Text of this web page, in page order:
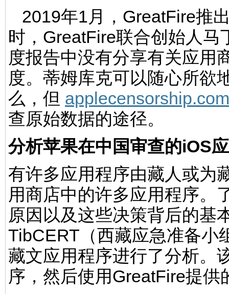
2019年1月，GreatFire推
时，GreatFire联合创始人马
度报告中没有分享有关应用
度。蒂姆库克可以随心所欲
么，但 applecensorship.com
查原始数据的途径。
分析苹果在中国审查的iOS
有许多应用程序由藏人或为
用商店中的许多应用程序。
原因以及这些决策背后的基
TibCERT（西藏应急准备小
藏文应用程序进行了分析。
序，然后使用GreatFire提供